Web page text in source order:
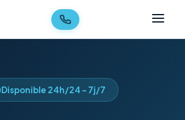
Disponible 24h/24 - 7j/7